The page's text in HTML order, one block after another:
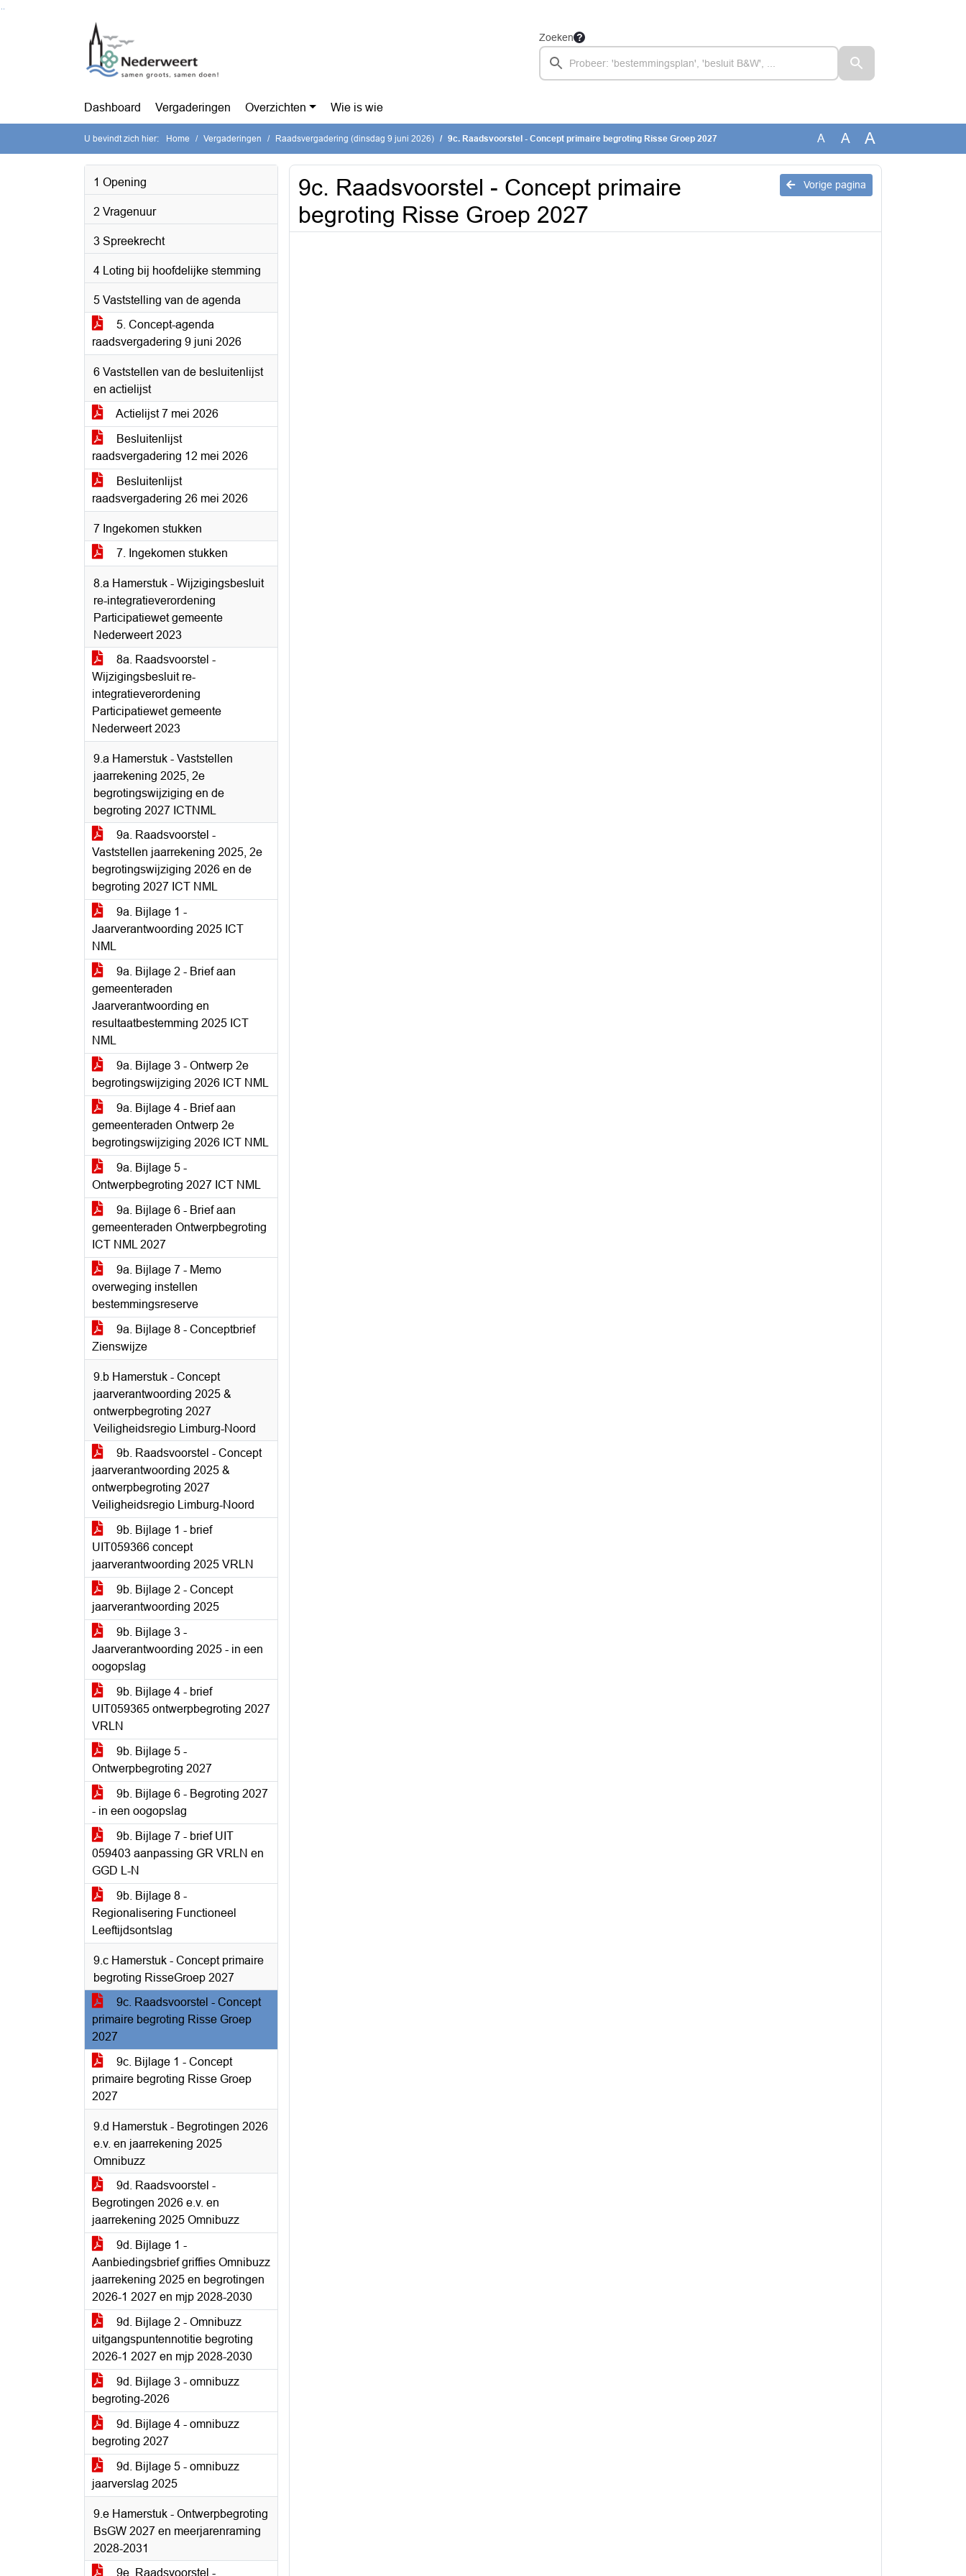
Zoeken
Dashboard Vergaderingen Overzichten Wie is wie
U bevindt zich hier: Home Vergaderingen Raadsvergadering (dinsdag 9 juni 2026) 9c. Raadsvoorstel - Concept primaire begroting Risse Groep 2027 A A A
1 Opening
2 Vragenuur
3 Spreekrecht
4 Loting bij hoofdelijke stemming
5 Vaststelling van de agenda
5. Concept-agenda
raadsvergadering 9 juni 2026
6 Vaststellen van de besluitenlijst
en actielijst
Actielijst 7 mei 2026
Besluitenlijst
raadsvergadering 12 mei 2026
Besluitenlijst
raadsvergadering 26 mei 2026
7 Ingekomen stukken
7. Ingekomen stukken
8.a Hamerstuk - Wijzigingsbesluit
re-integratieverordening
Participatiewet gemeente
Nederweert 2023
8a. Raadsvoorstel -
Wijzigingsbesluit re-
integratieverordening
Participatiewet gemeente
Nederweert 2023
9.a Hamerstuk - Vaststellen
jaarrekening 2025, 2e
begrotingswijziging en de
begroting 2027 ICTNML
9a. Raadsvoorstel -
Vaststellen jaarrekening 2025, 2e
begrotingswijziging 2026 en de
begroting 2027 ICT NML
9a. Bijlage 1 -
Jaarverantwoording 2025 ICT
NML
9a. Bijlage 2 - Brief aan
gemeenteraden
Jaarverantwoording en
resultaatbestemming 2025 ICT
NML
9a. Bijlage 3 - Ontwerp 2e
begrotingswijziging 2026 ICT NML
9a. Bijlage 4 - Brief aan
gemeenteraden Ontwerp 2e
begrotingswijziging 2026 ICT NML
9a. Bijlage 5 -
Ontwerpbegroting 2027 ICT NML
9a. Bijlage 6 - Brief aan
gemeenteraden Ontwerpbegroting
ICT NML 2027
9a. Bijlage 7 - Memo
overweging instellen
bestemmingsreserve
9a. Bijlage 8 - Conceptbrief
Zienswijze
9.b Hamerstuk - Concept
jaarverantwoording 2025 &
ontwerpbegroting 2027
Veiligheidsregio Limburg-Noord
9b. Raadsvoorstel - Concept
jaarverantwoording 2025 &
ontwerpbegroting 2027
Veiligheidsregio Limburg-Noord
9b. Bijlage 1 - brief
UIT059366 concept
jaarverantwoording 2025 VRLN
9b. Bijlage 2 - Concept
jaarverantwoording 2025
9b. Bijlage 3 -
Jaarverantwoording 2025 - in een
oogopslag
9b. Bijlage 4 - brief
UIT059365 ontwerpbegroting 2027
VRLN
9b. Bijlage 5 -
Ontwerpbegroting 2027
9b. Bijlage 6 - Begroting 2027
- in een oogopslag
9b. Bijlage 7 - brief UIT
059403 aanpassing GR VRLN en
GGD L-N
9b. Bijlage 8 -
Regionalisering Functioneel
Leeftijdsontslag
9.c Hamerstuk - Concept primaire
begroting RisseGroep 2027
9c. Raadsvoorstel - Concept
primaire begroting Risse Groep
2027
9c. Bijlage 1 - Concept
primaire begroting Risse Groep
2027
9.d Hamerstuk - Begrotingen 2026
e.v. en jaarrekening 2025
Omnibuzz
9d. Raadsvoorstel -
Begrotingen 2026 e.v. en
jaarrekening 2025 Omnibuzz
9d. Bijlage 1 -
Aanbiedingsbrief griffies Omnibuzz
jaarrekening 2025 en begrotingen
2026-1 2027 en mjp 2028-2030
9d. Bijlage 2 - Omnibuzz
uitgangspuntennotitie begroting
2026-1 2027 en mjp 2028-2030
9d. Bijlage 3 - omnibuzz
begroting-2026
9d. Bijlage 4 - omnibuzz
begroting 2027
9d. Bijlage 5 - omnibuzz
jaarverslag 2025
9.e Hamerstuk - Ontwerpbegroting
BsGW 2027 en meerjarenraming
2028-2031
9e. Raadsvoorstel -
Vorige pagina
9c. Raadsvoorstel - Concept primaire
begroting Risse Groep 2027